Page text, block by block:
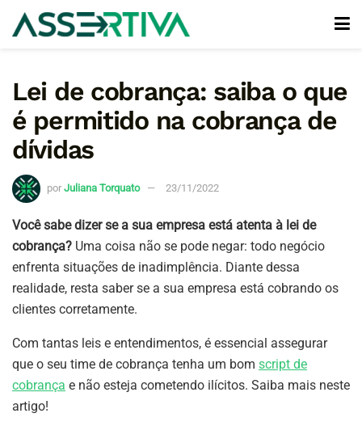
Lei de cobrança: saiba o que
é permitido na cobrança de
dívidas
por Juliana Torquato 23/11/2022
Você sabe dizer se a sua empresa está atenta à lei de
cobrança? Uma coisa não se pode negar: todo negócio
enfrenta situações de inadimplência. Diante dessa
realidade, resta saber se a sua empresa está cobrando os
clientes corretamente.
Com tantas leis e entendimentos, é essencial assegurar
que o seu time de cobrança tenha um bom script de
cobrança e não esteja cometendo ilícitos. Saiba mais neste
artigo!